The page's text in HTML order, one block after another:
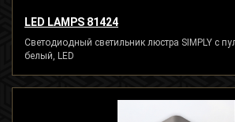
LED LAMPS 81424
Светодиодный светильник люстра SIMPLY с
белый, LED